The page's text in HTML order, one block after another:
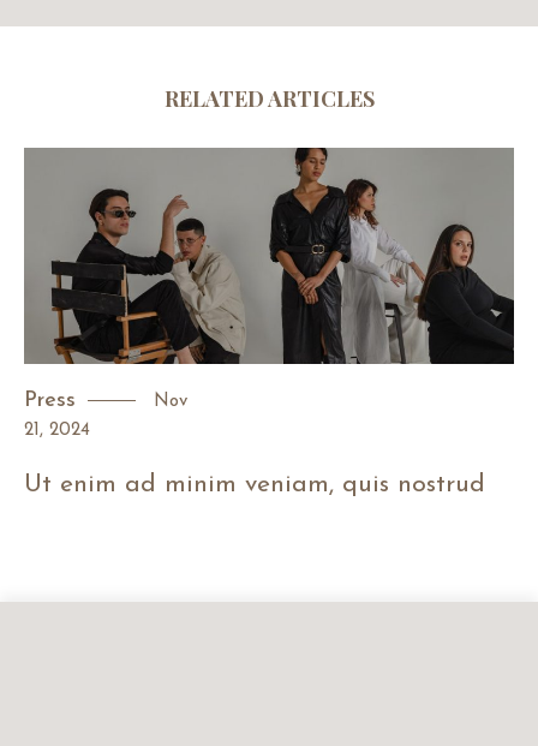
RELATED ARTICLES
Press
Nov
21, 2024
Ut enim ad minim veniam, quis nostrud